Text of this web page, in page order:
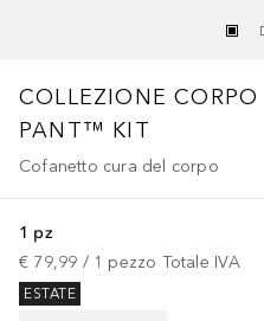
COLLEZIONE CORPO
PANT™ KIT
Cofanetto cura del corpo
1 pz
€ 79,99 / 1 pezzo Totale IVA
ESTATE